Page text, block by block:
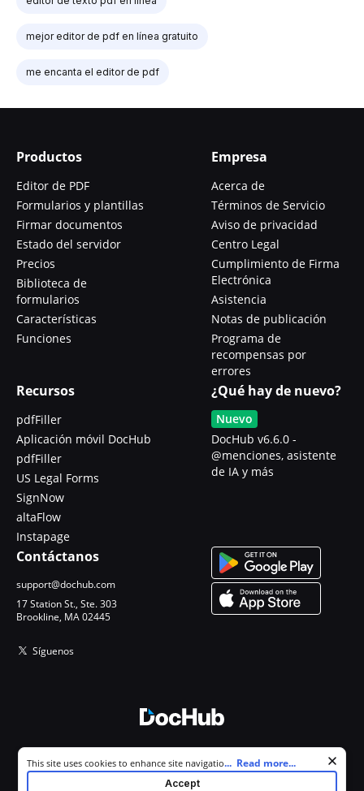
mejor editor de pdf en línea gratuito
me encanta el editor de pdf
Productos
Editor de PDF
Formularios y plantillas
Firmar documentos
Estado del servidor
Precios
Biblioteca de
formularios
Características
Funciones
Empresa
Acerca de
Términos de Servicio
Aviso de privacidad
Centro Legal
Cumplimiento de Firma
Electrónica
Asistencia
Notas de publicación
Programa de
recompensas por
errores
Recursos
pdfFiller
Aplicación móvil DocHub
pdfFiller
US Legal Forms
SignNow
altaFlow
Instapage
¿Qué hay de nuevo?
Nuevo
DocHub v6.6.0 -
@menciones, asistente
de IA y más
Contáctanos
support@dochub.com
17 Station St., Ste. 303
Brookline, MA 02445
Síguenos
Todos los derechos reservados.
Cookie consent notice
This site uses cookies to enhance site navigation and personalize
your experience. By using this site you agree to our use of cookies as
... Read more...
Accept